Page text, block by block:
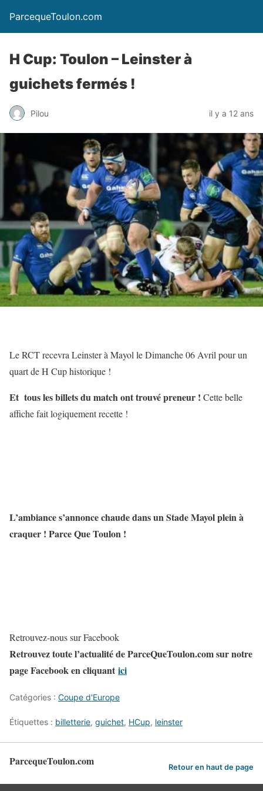
ParcequeToulon.com
H Cup: Toulon – Leinster à
guichets fermés !
Pilou il y a 12 ans
Le RCT recevra Leinster à Mayol le Dimanche 06 Avril pour un
quart de H Cup historique !
Et tous les billets du match ont trouvé preneur ! Cette belle
affiche fait logiquement recette !
L’ambiance s’annonce chaude dans un Stade Mayol plein à
craquer ! Parce Que Toulon !
Retrouvez-nous sur Facebook
Retrouvez toute l’actualité de ParceQueToulon.com sur notre
page Facebook en cliquant ici
Catégories : Coupe d'Europe
Étiquettes : billetterie, guichet, HCup, leinster
ParcequeToulon.com Retour en haut de page